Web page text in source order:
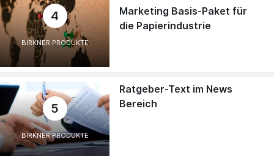
4
BIRKNER PRODUKTE
Marketing Basis-Paket für
die Papierindustrie
5
BIRKNER PRODUKTE
Ratgeber-Text im News
Bereich